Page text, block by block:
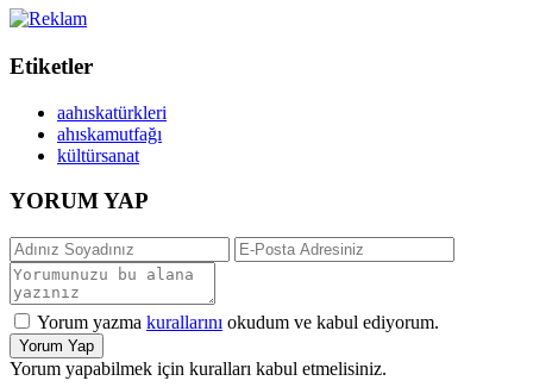
Etiketler
aahıskatürkleri
ahıskamutfağı
kültürsanat
YORUM YAP
Yorum yazma kurallarını okudum ve kabul ediyorum.
Yorum Yap
Yorum yapabilmek için kuralları kabul etmelisiniz.